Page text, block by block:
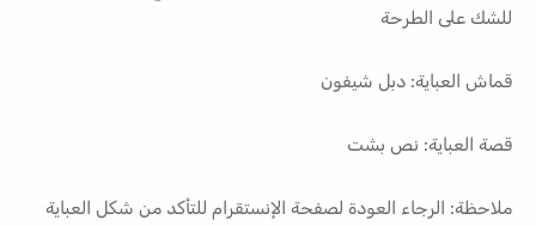
للشك على الطرحة
قماش العباية: دبل شيفون
قصة العباية: نص بشت
ملاحظة: الرجاء العودة لصفحة الإنستقرام للتأكد من شكل العباية